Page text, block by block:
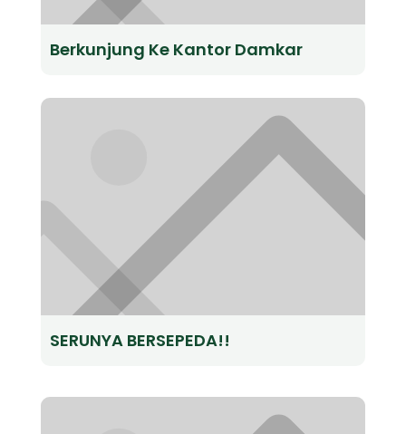
Berkunjung Ke Kantor Damkar
SERUNYA BERSEPEDA!!